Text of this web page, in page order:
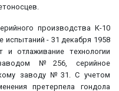
производства К-10
испытаний - 31 декабря 1958
отлаживание технологии
заводом №256, серийное
заводу №31. С учетом
претерпела гондола